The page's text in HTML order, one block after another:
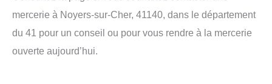
mercerie à Noyers-sur-Cher, 41140, dans le département
du 41 pour un conseil ou pour vous rendre à la mercerie
ouverte aujourd’hui.